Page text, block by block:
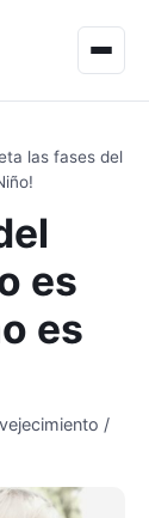
las fases del
es
es
/